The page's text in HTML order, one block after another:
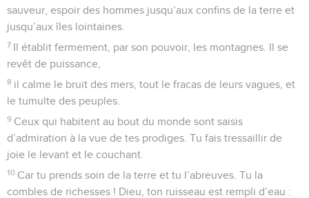
sauveur, espoir des hommes jusqu’aux confins de la terre et
jusqu’aux îles lointaines.
7 Il établit fermement, par son pouvoir, les montagnes. Il se
revêt de puissance,
8 il calme le bruit des mers, tout le fracas de leurs vagues, et
le tumulte des peuples.
9 Ceux qui habitent au bout du monde sont saisis
d’admiration à la vue de tes prodiges. Tu fais tressaillir de
joie le levant et le couchant.
10 Car tu prends soin de la terre et tu l’abreuves. Tu la
combles de richesses ! Dieu, ton ruisseau est rempli d’eau :